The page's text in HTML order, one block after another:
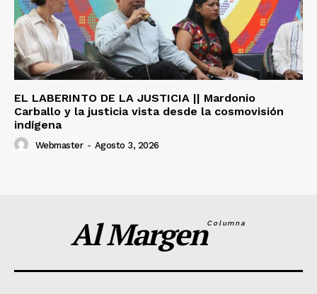
EL LABERINTO DE LA JUSTICIA || Mardonio
Carballo y la justicia vista desde la cosmovisión
indígena
Webmaster - Agosto 3, 2026
Al MargenColumna